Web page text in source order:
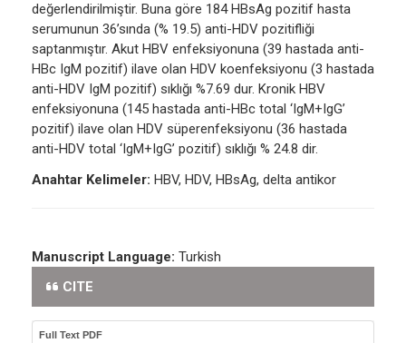
değerlendirilmiştir. Buna göre 184 HBsAg pozitif hasta
serumunun 36’sında (% 19.5) anti-HDV pozitifliği
saptanmıştır. Akut HBV enfeksiyonuna (39 hastada anti-
HBc IgM pozitif) ilave olan HDV koenfeksiyonu (3 hastada
anti-HDV IgM pozitif) sıklığı %7.69 dur. Kronik HBV
enfeksiyonuna (145 hastada anti-HBc total ‘IgM+IgG’
pozitif) ilave olan HDV süperenfeksiyonu (36 hastada
anti-HDV total ‘IgM+IgG’ pozitif) sıklığı % 24.8 dir.
Anahtar Kelimeler: HBV, HDV, HBsAg, delta antikor
Manuscript Language: Turkish
CITE
Full Text PDF